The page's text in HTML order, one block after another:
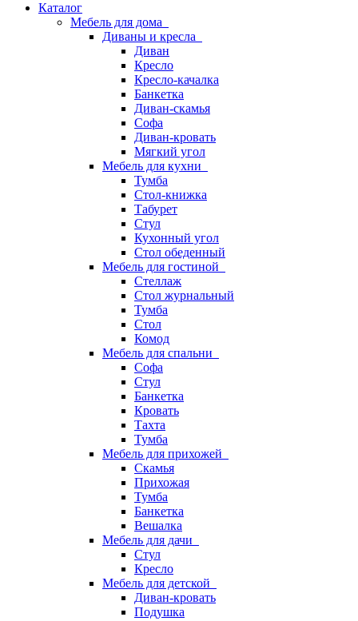
Каталог
Мебель для дома
Диваны и кресла
Диван
Кресло
Кресло-качалка
Банкетка
Диван-скамья
Софа
Диван-кровать
Мягкий угол
Мебель для кухни
Тумба
Стол-книжка
Табурет
Стул
Кухонный угол
Стол обеденный
Мебель для гостиной
Стеллаж
Стол журнальный
Тумба
Стол
Комод
Мебель для спальни
Софа
Стул
Банкетка
Кровать
Тахта
Тумба
Мебель для прихожей
Скамья
Прихожая
Тумба
Банкетка
Вешалка
Мебель для дачи
Стул
Кресло
Мебель для детской
Диван-кровать
Подушка